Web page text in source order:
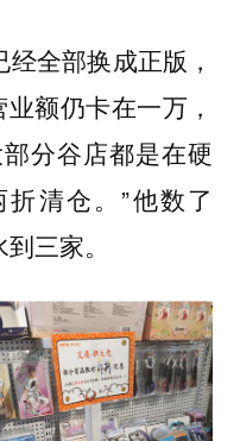
全部换成正版，
额仍卡在一万，
分谷店都是在硬
清仓。”他数了
三家。